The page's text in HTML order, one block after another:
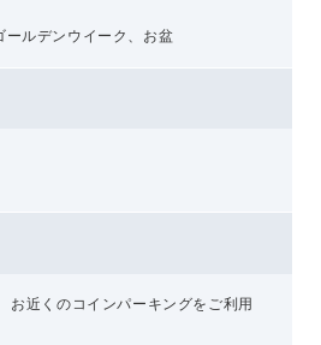
ルデンウイーク、お盆
お近くのコインパーキングをご利用